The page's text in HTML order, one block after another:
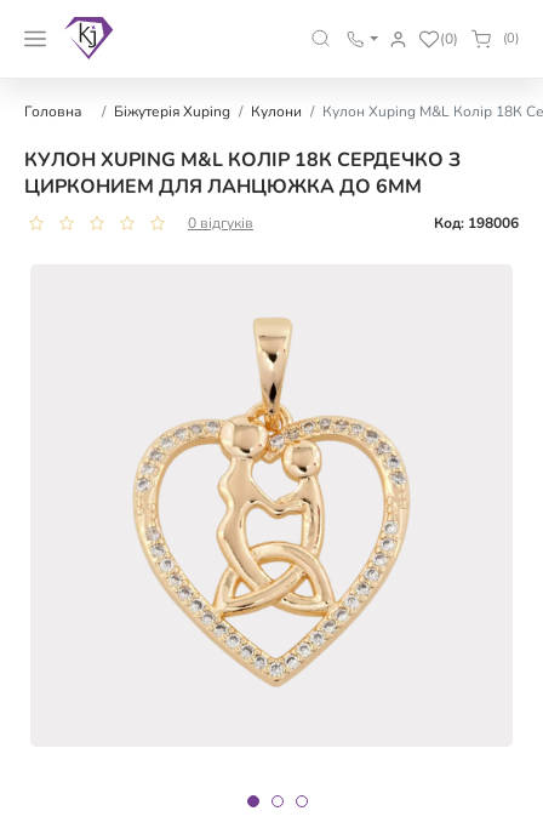
(0) (0)
Головна Біжутерія Xuping Кулони Кулон Xuping M&L Колір 18К
КУЛОН XUPING M&L КОЛІР 18К СЕРДЕЧКО З
ЦИРКОНИЕМ ДЛЯ ЛАНЦЮЖКА ДО 6ММ
0 відгуків Код: 198006